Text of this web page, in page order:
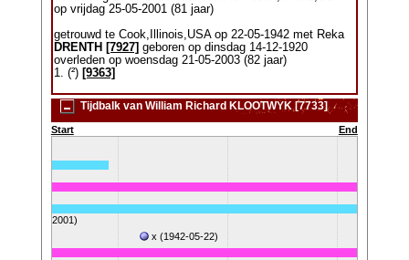
op vrijdag 25-05-2001 (81 jaar)
getrouwd te Cook,Illinois,USA op 22-05-1942 met Reka
DRENTH [7927] geboren op dinsdag 14-12-1920
overleden op woensdag 21-05-2003 (82 jaar)
1. (²) [9363]
Tijdbalk van William Richard KLOOTWYK [7733]
Start End
x (1942-05-22)
(1919-2001)